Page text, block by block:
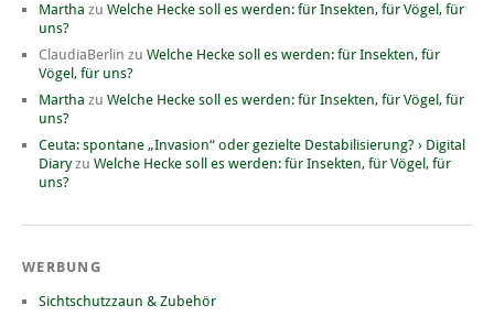
Martha zu Welche Hecke soll es werden: für Insekten, für Vögel, für
uns?
ClaudiaBerlin zu Welche Hecke soll es werden: für Insekten, für
Vögel, für uns?
Martha zu Welche Hecke soll es werden: für Insekten, für Vögel, für
uns?
Ceuta: spontane „Invasion“ oder gezielte Destabilisierung? › Digital
Diaryzu Welche Hecke soll es werden: für Insekten, für Vögel, für
uns?
WERBUNG
Sichtschutzzaun & Zubehör